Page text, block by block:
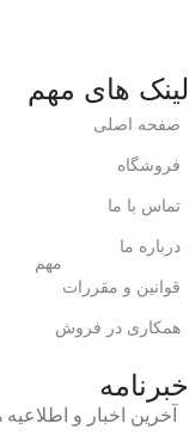
لینک های مهم
صفحه اصلی
فروشگاه
تماس با ما
درباره ما
قوانین و مقررات
مهم
همکاری در فروش
خبرنامه
آخرین اخبار و